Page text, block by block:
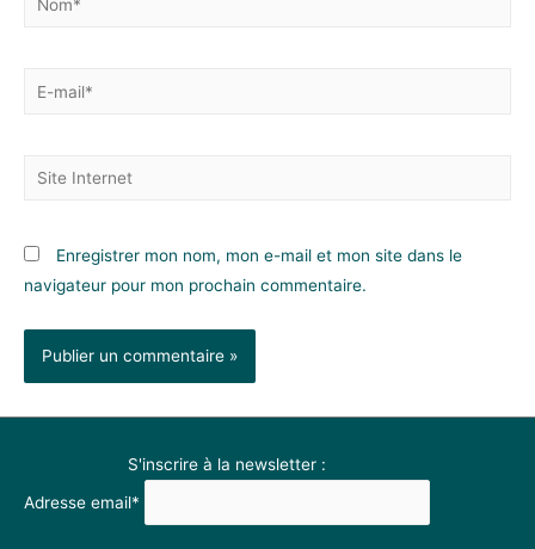
Enregistrer mon nom, mon e-mail et mon site dans le
navigateur pour mon prochain commentaire.
S'inscrire à la newsletter :
Adresse email*